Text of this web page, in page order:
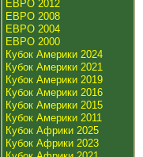
ЕВРО 2012
ЕВРО 2008
ЕВРО 2004
ЕВРО 2000
Кубок Америки 2024
Кубок Америки 2021
Кубок Америки 2019
Кубок Америки 2016
Кубок Америки 2015
Кубок Америки 2011
Кубок Африки 2025
Кубок Африки 2023